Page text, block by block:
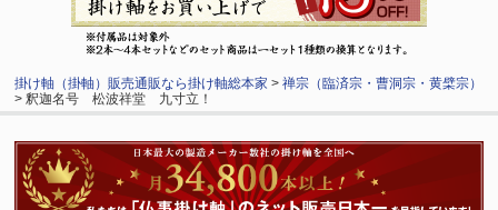
掛け軸（掛軸）販売通販なら掛け軸総本家 >禅宗（臨済宗・曹洞宗・黄檗宗）
> 釈迦名号 松波祥堂 九寸立！